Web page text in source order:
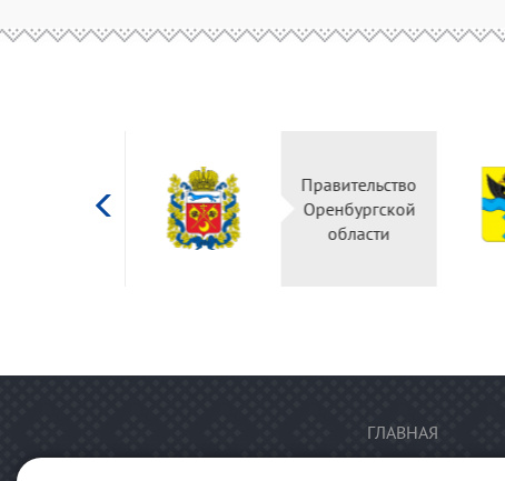
Правительство
Оренбургской
области
ГЛАВНАЯ